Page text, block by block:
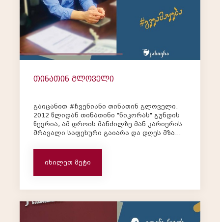
თინათინ გლოველი
გაიცანით #ჩვენიანი თინათინ გლოველი.
2012 წლიდან თინათინი "ნიკორას" გუნდის
წევრია, ამ დროის მანძილზე მან კარიერის
მრავალი საფეხური გაიარა და დღეს მზა
იკავებს. "ნიკორაში 2012 წლის ზაფხულში
დავიწყე მუშაობა კონსულტანტის
პოზიციაზე. დედას ჰქონდა ი...
იხილეთ მეტი